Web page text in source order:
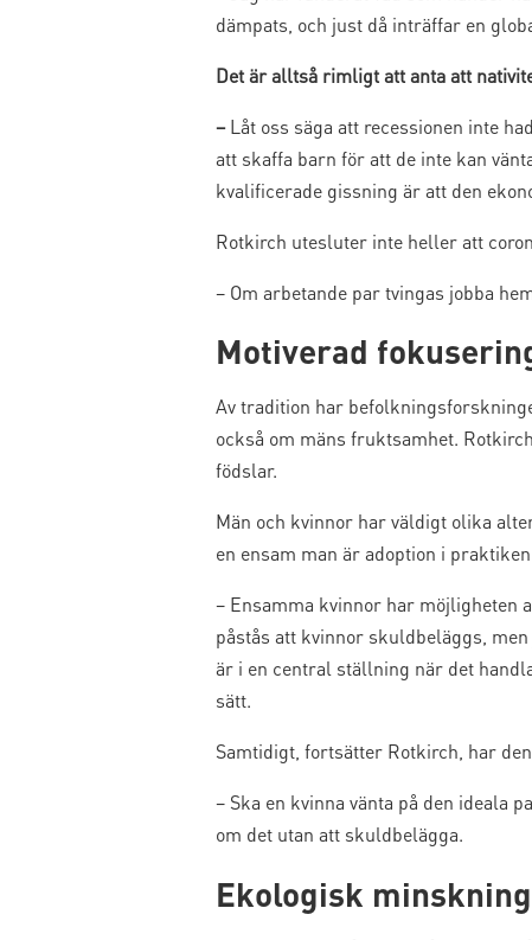
dämpats, och just då inträffar en
Det är alltså rimligt att anta att
–Låt oss säga att recessionen inte
att skaffa barn för att de inte kan
kvalificerade gissning är att den
Rotkirch utesluter inte heller att
– Om arbetande par tvingas jobba
Motiverad
Av tradition har
också om mäns fruktsamhet.
födslar.
Män och kvinnor har väldigt olika
en ensam man är adoption i
– Ensamma kvinnor har möjligheten
påstås att kvinnor skuldbeläggs,
är i en central ställning när det
sätt.
Samtidigt, fortsätter Rotkirch, har
– Ska en kvinna vänta på den ideala
om det utan att skuldbelägga.
Ekologisk